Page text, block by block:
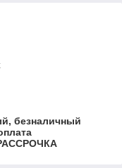
безналичный